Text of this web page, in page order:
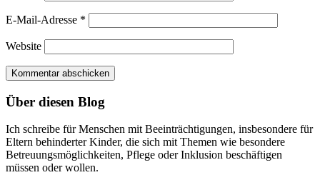
E-Mail-Adresse *
Website
Über diesen Blog
Ich schreibe für Menschen mit Beeinträchtigungen, insbesondere für
Eltern behinderter Kinder, die sich mit Themen wie besondere
Betreuungsmöglichkeiten, Pflege oder Inklusion beschäftigen
müssen oder wollen.